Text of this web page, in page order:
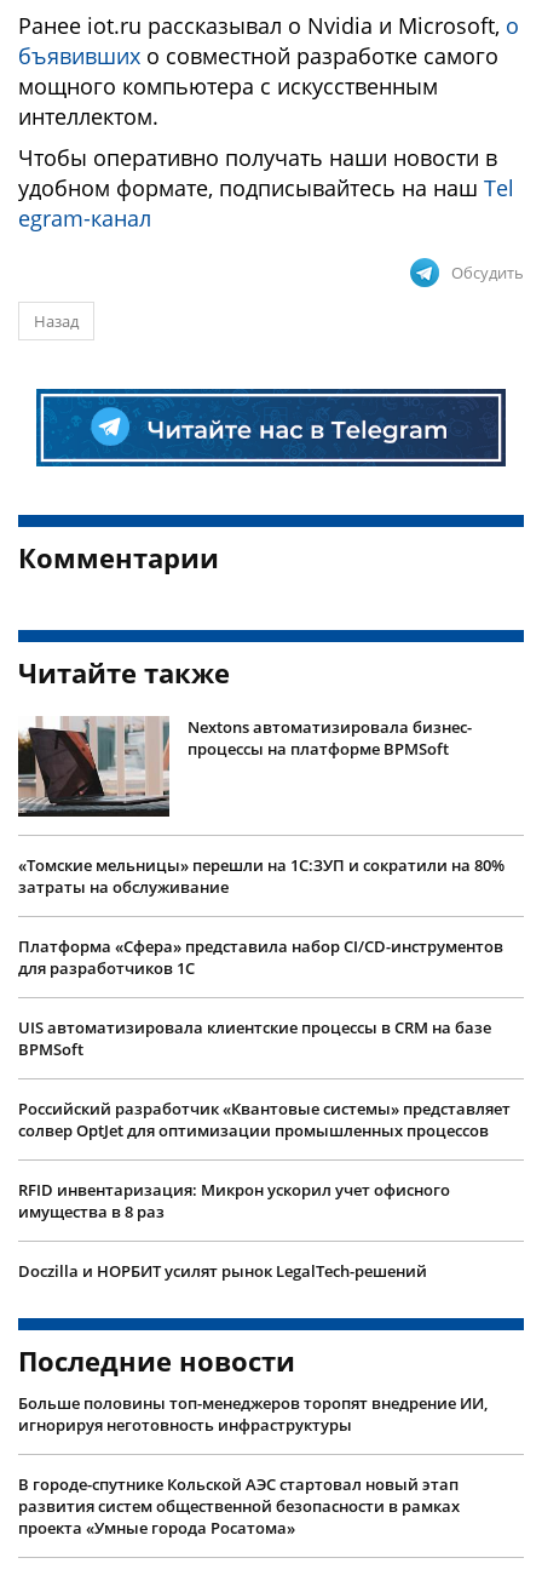
Ранее iot.ru рассказывал о Nvidia и Microsoft, о
бъявивших о совместной разработке самого
мощного компьютера с искусственным
интеллектом.
Чтобы оперативно получать наши новости в
удобном формате, подписывайтесь на наш Tel
egram-канал
Обсудить
Назад
Комментарии
Читайте также
Nextons автоматизировала бизнес-
процессы на платформе BPMSoft
«Томские мельницы» перешли на 1С:ЗУП и сократили на 80%
затраты на обслуживание
Платформа «Сфера» представила набор CI/CD-инструментов
для разработчиков 1С
UIS автоматизировала клиентские процессы в CRM на базе
BPMSoft
Российский разработчик «Квантовые системы» представляет
солвер OptJet для оптимизации промышленных процессов
RFID инвентаризация: Микрон ускорил учет офисного
имущества в 8 раз
Doczilla и НОРБИТ усилят рынок LegalTech-решений
Последние новости
Больше половины топ-менеджеров торопят внедрение ИИ,
игнорируя неготовность инфраструктуры
В городе-спутнике Кольской АЭС стартовал новый этап
развития систем общественной безопасности в рамках
проекта «Умные города Росатома»